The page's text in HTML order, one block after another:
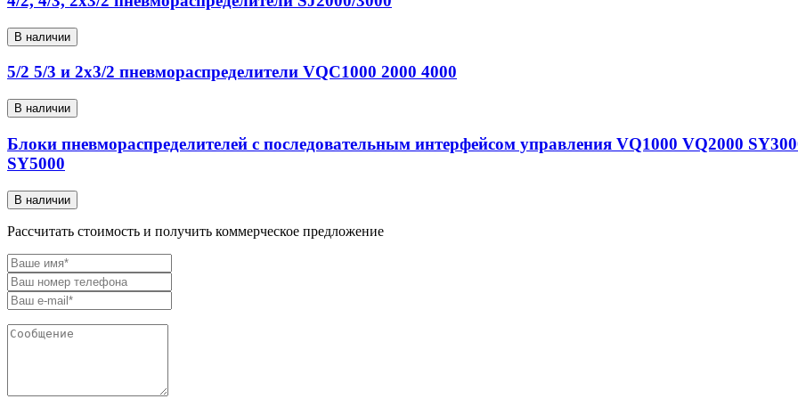
В наличии
5/2 5/3 и 2х3/2 пневмораспределители VQC1000 2000 4000
В наличии
Блоки пневмораспределителей с последовательным интерфейсом управления VQ1000 VQ2000
SY5000
В наличии
Рассчитать стоимость и получить коммерческое предложение